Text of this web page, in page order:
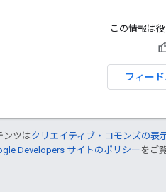
この情報は
フィー
ンツはクリエイティブ・コモンズの表
Developers サイトのポリシーをご